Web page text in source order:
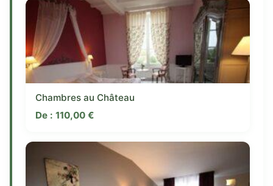
Chambres au Château
De : 110,00 €